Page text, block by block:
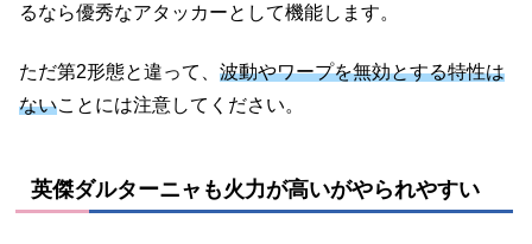
るなら優秀なアタッカーとして機能します。
ただ第2形態と違って、 波動やワープを無効とする特性は
ないことには注意してください。
英傑ダルターニャも火力が高いがやられやすい